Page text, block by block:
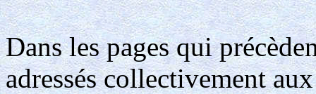
Dans les pages qui
adressés collectivement